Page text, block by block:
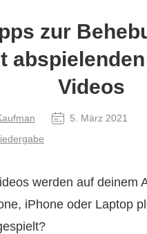
zur
Videos
5. März 2021
werden auf deinem
iPhone oder Laptop